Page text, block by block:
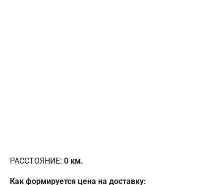
РАССТОЯНИЕ: 0 км.
Как формируется цена на доставку: